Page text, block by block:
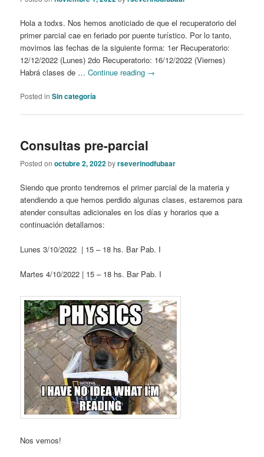
Hola a todxs. Nos hemos anoticiado de que el recuperatorio del
primer parcial cae en feriado por puente turístico. Por lo tanto,
movimos las fechas de la siguiente forma: 1er Recuperatorio:
12/12/2022 (Lunes) 2do Recuperatorio: 16/12/2022 (Viernes)
Habrá clases de …Continue reading →
Posted in Sin categoría
Consultas pre-parcial
Posted onoctubre 2, 2022byrseverinodfubaar
Siendo que pronto tendremos el primer parcial de la materia y
atendiendo a que hemos perdido algunas clases, estaremos para
atender consultas adicionales en los días y horarios que a
continuación detallamos:
Lunes 3/10/2022 | 15 – 18 hs. Bar Pab. I
Martes 4/10/2022 | 15 – 18 hs. Bar Pab. I
Nos vemos!